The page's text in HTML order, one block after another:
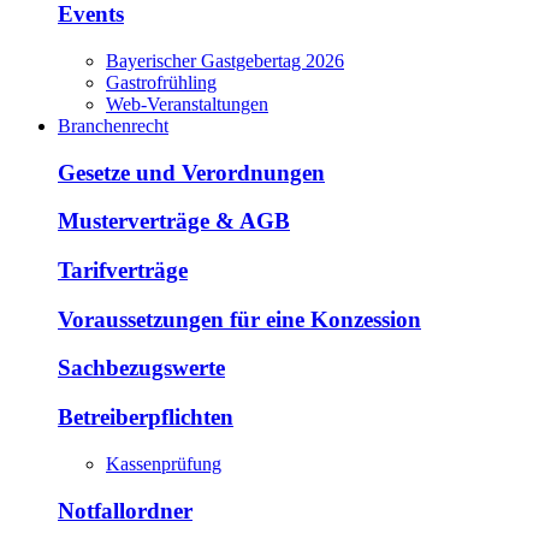
Events
Bayerischer Gastgebertag 2026
Gastrofrühling
Web-Veranstaltungen
Branchenrecht
Gesetze und Verordnungen
Musterverträge & AGB
Tarifverträge
Voraussetzungen für eine Konzession
Sachbezugswerte
Betreiberpflichten
Kassenprüfung
Notfallordner